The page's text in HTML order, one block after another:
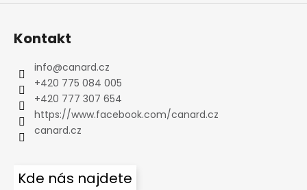
Kontakt
info@canard.cz
+420 775 084 005
+420 777 307 654
https://www.facebook.com/canard.cz
canard.cz
Kde nás najdete